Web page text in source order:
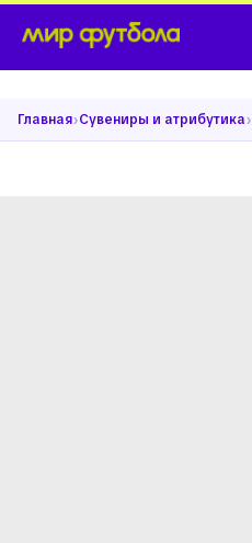
Главная›Сувениры и атрибутика›